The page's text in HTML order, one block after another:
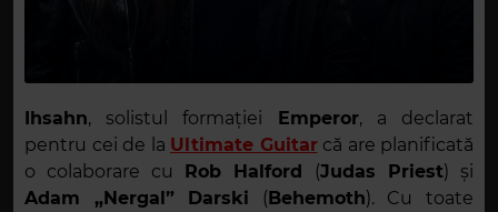
Ihsahn, solistul formației Emperor, a declarat
pentru cei de la Ultimate Guitarcă are planificată
o colaborare cu Rob Halford (Judas Priest) și
Adam „Nergal” Darski (Behemoth). Cu toate